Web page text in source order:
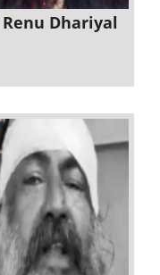
Renu Dhariyal